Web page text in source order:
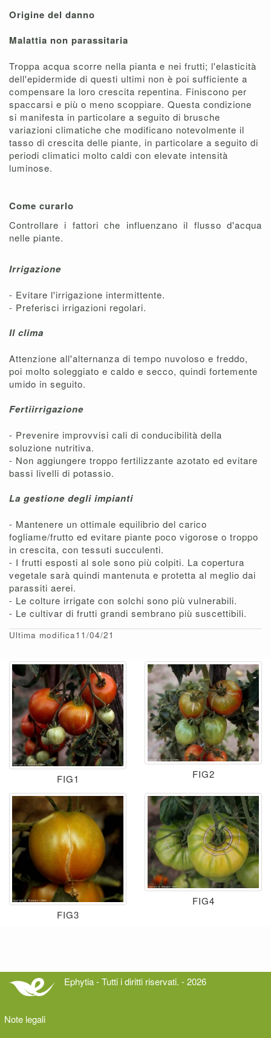
Origine del danno
Malattia non parassitaria
Troppa acqua scorre nella pianta e nei frutti; l'elasticità
dell'epidermide di questi ultimi non è poi sufficiente a
compensare la loro crescita repentina. Finiscono per
spaccarsi e più o meno scoppiare. Questa condizione
si manifesta in particolare a seguito di brusche
variazioni climatiche che modificano notevolmente il
tasso di crescita delle piante, in particolare a seguito di
periodi climatici molto caldi con elevate intensità
luminose.
Come curarlo
Controllare i fattori che influenzano il flusso d'acqua
nelle piante.
Irrigazione
- Evitare l'irrigazione intermittente.
- Preferisci irrigazioni regolari.
Il clima
Attenzione all'alternanza di tempo nuvoloso e freddo,
poi molto soleggiato e caldo e secco, quindi fortemente
umido in seguito.
Fertiirrigazione
- Prevenire improvvisi cali di conducibilità della
soluzione nutritiva.
- Non aggiungere troppo fertilizzante azotato ed evitare
bassi livelli di potassio.
La gestione degli impianti
- Mantenere un ottimale equilibrio del carico
fogliame/frutto ed evitare piante poco vigorose o troppo
in crescita, con tessuti succulenti.
- I frutti esposti al sole sono più colpiti. La copertura
vegetale sarà quindi mantenuta e protetta al meglio dai
parassiti aerei.
- Le colture irrigate con solchi sono più vulnerabili.
- Le cultivar di frutti grandi sembrano più suscettibili.
Ultima modifica11/04/21
FIG1 FIG2
FIG3
FIG4
Ephytia - Tutti i diritti riservati. - 2026
Note legali